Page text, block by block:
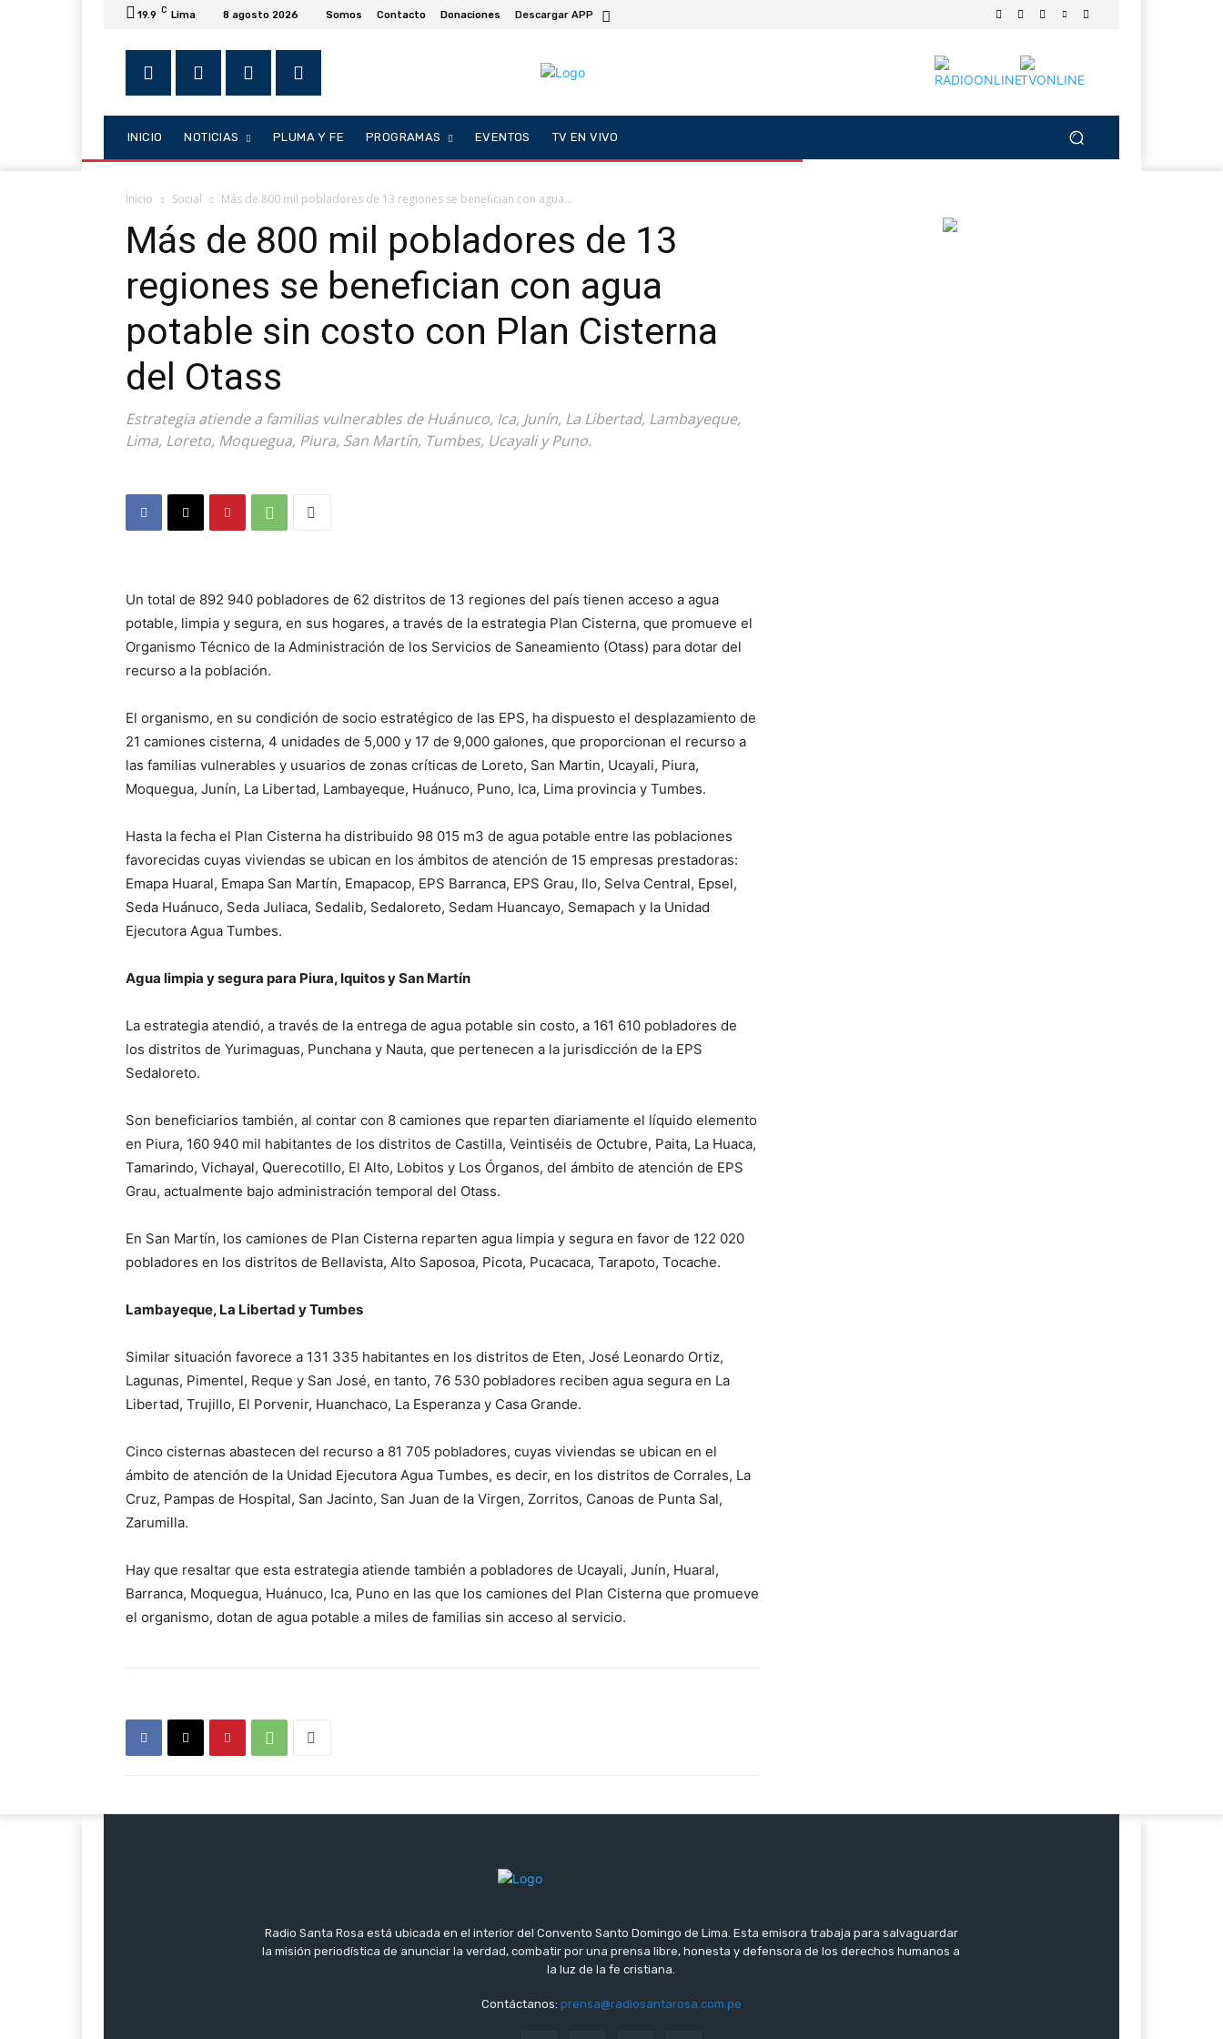
19.9 C Lima 8 agosto 2026 Somos Contacto Donaciones Descargar APP
INICIO NOTICIAS PLUMA Y FE PROGRAMAS EVENTOS TV EN VIVO
Inicio Social Más de 800 mil pobladores de 13 regiones se benefician con agua...
Más de 800 mil pobladores de 13
regiones se benefician con agua
potable sin costo con Plan Cisterna
del Otass
Estrategia atiende a familias vulnerables de Huánuco, Ica, Junín, La Libertad, Lambayeque,
Lima, Loreto, Moquegua, Piura, San Martín, Tumbes, Ucayali y Puno.
Un total de 892 940 pobladores de 62 distritos de 13 regiones del país tienen acceso a agua
potable, limpia y segura, en sus hogares, a través de la estrategia Plan Cisterna, que promueve el
Organismo Técnico de la Administración de los Servicios de Saneamiento (Otass) para dotar del
recurso a la población.
El organismo, en su condición de socio estratégico de las EPS, ha dispuesto el desplazamiento de
21 camiones cisterna, 4 unidades de 5,000 y 17 de 9,000 galones, que proporcionan el recurso a
las familias vulnerables y usuarios de zonas críticas de Loreto, San Martin, Ucayali, Piura,
Moquegua, Junín, La Libertad, Lambayeque, Huánuco, Puno, Ica, Lima provincia y Tumbes.
Hasta la fecha el Plan Cisterna ha distribuido 98 015 m3 de agua potable entre las poblaciones
favorecidas cuyas viviendas se ubican en los ámbitos de atención de 15 empresas prestadoras:
Emapa Huaral, Emapa San Martín, Emapacop, EPS Barranca, EPS Grau, Ilo, Selva Central, Epsel,
Seda Huánuco, Seda Juliaca, Sedalib, Sedaloreto, Sedam Huancayo, Semapach y la Unidad
Ejecutora Agua Tumbes.
Agua limpia y segura para Piura, Iquitos y San Martín
La estrategia atendió, a través de la entrega de agua potable sin costo, a 161 610 pobladores de
los distritos de Yurimaguas, Punchana y Nauta, que pertenecen a la jurisdicción de la EPS
Sedaloreto.
Son beneficiarios también, al contar con 8 camiones que reparten diariamente el líquido elemento
en Piura, 160 940 mil habitantes de los distritos de Castilla, Veintiséis de Octubre, Paita, La Huaca,
Tamarindo, Vichayal, Querecotillo, El Alto, Lobitos y Los Órganos, del ámbito de atención de EPS
Grau, actualmente bajo administración temporal del Otass.
En San Martín, los camiones de Plan Cisterna reparten agua limpia y segura en favor de 122 020
pobladores en los distritos de Bellavista, Alto Saposoa, Picota, Pucacaca, Tarapoto, Tocache.
Lambayeque, La Libertad y Tumbes
Similar situación favorece a 131 335 habitantes en los distritos de Eten, José Leonardo Ortiz,
Lagunas, Pimentel, Reque y San José, en tanto, 76 530 pobladores reciben agua segura en La
Libertad, Trujillo, El Porvenir, Huanchaco, La Esperanza y Casa Grande.
Cinco cisternas abastecen del recurso a 81 705 pobladores, cuyas viviendas se ubican en el
ámbito de atención de la Unidad Ejecutora Agua Tumbes, es decir, en los distritos de Corrales, La
Cruz, Pampas de Hospital, San Jacinto, San Juan de la Virgen, Zorritos, Canoas de Punta Sal,
Zarumilla.
Hay que resaltar que esta estrategia atiende también a pobladores de Ucayali, Junín, Huaral,
Barranca, Moquegua, Huánuco, Ica, Puno en las que los camiones del Plan Cisterna que promueve
el organismo, dotan de agua potable a miles de familias sin acceso al servicio.
Radio Santa Rosa está ubicada en el interior del Convento Santo Domingo de Lima. Esta emisora trabaja para salvaguardar
la misión periodística de anunciar la verdad, combatir por una prensa libre, honesta y defensora de los derechos humanos a
la luz de la fe cristiana.
Contáctanos: prensa@radiosantarosa.com.pe